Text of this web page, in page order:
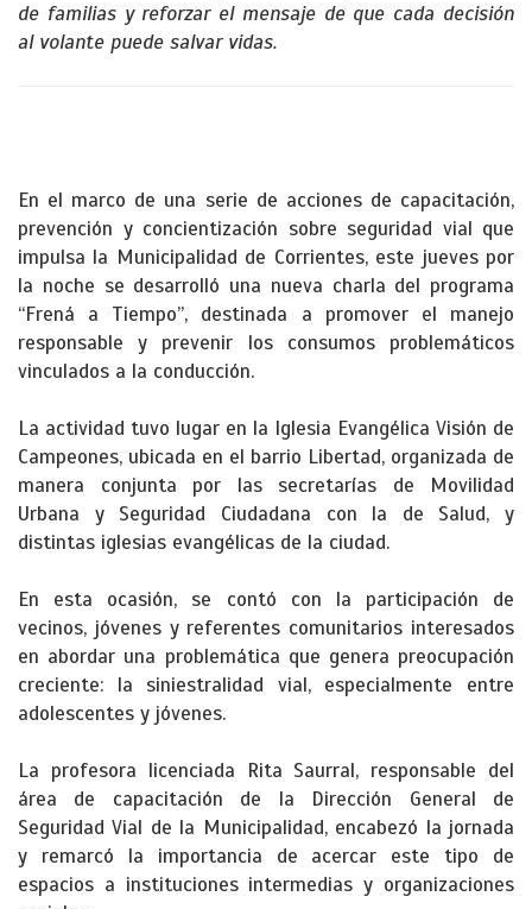
de familias y reforzar el mensaje de que cada decisión
al volante puede salvar vidas.
En el marco de una serie de acciones de capacitación,
prevención y concientización sobre seguridad vial que
impulsa la Municipalidad de Corrientes, este jueves por
la noche se desarrolló una nueva charla del programa
“Frená a Tiempo”, destinada a promover el manejo
responsable y prevenir los consumos problemáticos
vinculados a la conducción.
La actividad tuvo lugar en la Iglesia Evangélica Visión de
Campeones, ubicada en el barrio Libertad, organizada de
manera conjunta por las secretarías de Movilidad
Urbana y Seguridad Ciudadana con la de Salud, y
distintas iglesias evangélicas de la ciudad.
En esta ocasión, se contó con la participación de
vecinos, jóvenes y referentes comunitarios interesados
en abordar una problemática que genera preocupación
creciente: la siniestralidad vial, especialmente entre
adolescentes y jóvenes.
La profesora licenciada Rita Saurral, responsable del
área de capacitación de la Dirección General de
Seguridad Vial de la Municipalidad, encabezó la jornada
y remarcó la importancia de acercar este tipo de
espacios a instituciones intermedias y organizaciones